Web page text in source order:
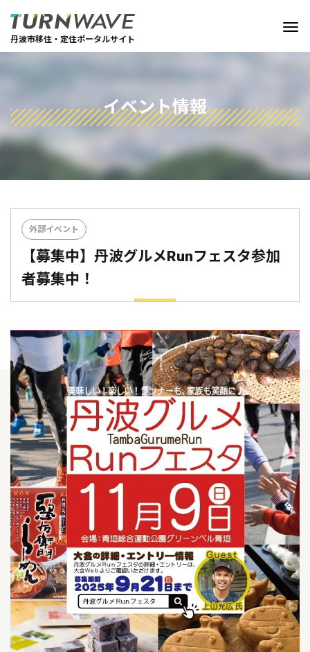
丹波市移住・定住ポータルサイト
イベント情報
外部イベント
【募集中】丹波グルメRunフェスタ参加
者募集中！